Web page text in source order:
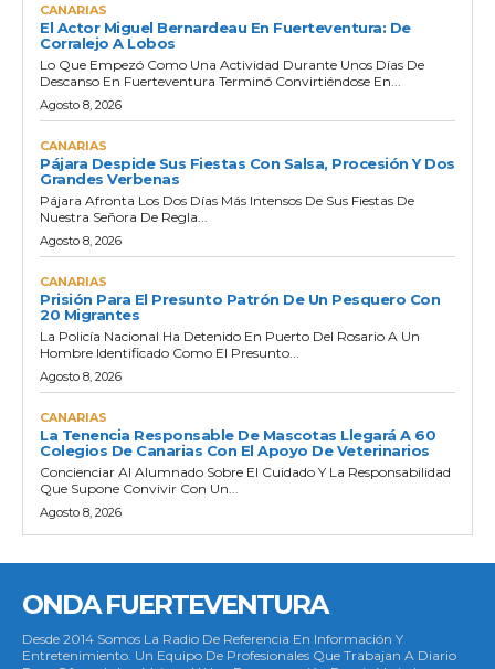
CANARIAS
El Actor Miguel Bernardeau En Fuerteventura: De
Corralejo A Lobos
Lo Que Empezó Como Una Actividad Durante Unos Días De
Descanso En Fuerteventura Terminó Convirtiéndose En...
Agosto 8, 2026
CANARIAS
Pájara Despide Sus Fiestas Con Salsa, Procesión Y Dos
Grandes Verbenas
Pájara Afronta Los Dos Días Más Intensos De Sus Fiestas De
Nuestra Señora De Regla...
Agosto 8, 2026
CANARIAS
Prisión Para El Presunto Patrón De Un Pesquero Con
20 Migrantes
La Policía Nacional Ha Detenido En Puerto Del Rosario A Un
Hombre Identificado Como El Presunto...
Agosto 8, 2026
CANARIAS
La Tenencia Responsable De Mascotas Llegará A 60
Colegios De Canarias Con El Apoyo De Veterinarios
Concienciar Al Alumnado Sobre El Cuidado Y La Responsabilidad
Que Supone Convivir Con Un...
Agosto 8, 2026
ONDA FUERTEVENTURA
Desde 2014 Somos La Radio De Referencia En Información Y
Entretenimiento. Un Equipo De Profesionales Que Trabajan A Diario